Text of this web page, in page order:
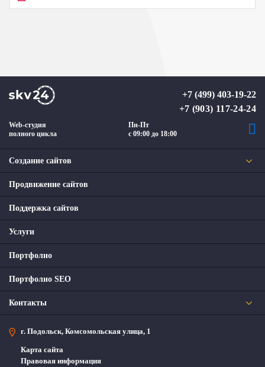
+7 (499) 403-19-22
+7 (903) 117-24-24
Web-студия
полного цикла
Пн-Пт
с 09:00 до 18:00
Создание сайтов
Продвижение сайтов
Поддержка сайтов
Услуги
Портфолио
Портфолио SEO
Контакты
г. Подольск, Комсомольская улица, 1
Карта сайта
Правовая информация